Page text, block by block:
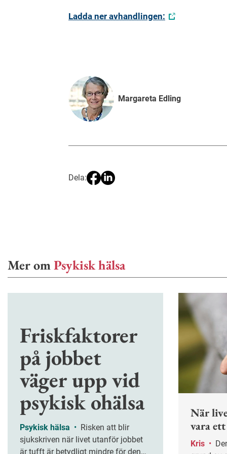
Ladda ner avhandlingen:
Margareta Edling
Dela:
Mer omPsykisk hälsa
Friskfaktorer
på jobbet
väger upp vid
psykisk ohälsa
Psykisk hälsa •
sjukskriven när livet utanför jobbet
är tufft är betydligt mindre för den
När
vara
Kris •